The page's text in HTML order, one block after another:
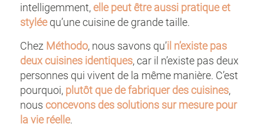
intelligemment,elle peut être aussi pratique et
styléequ’une cuisine de grande taille.
Chez Méthodo, nous savons qu’il n’existe pas
deux cuisines identiques, car il n’existe pas deux
personnes qui vivent de la même manière. C’est
pourquoi, plutôt que de fabriquer des cuisines,
nous concevons des solutions sur mesure pour
la vie réelle.